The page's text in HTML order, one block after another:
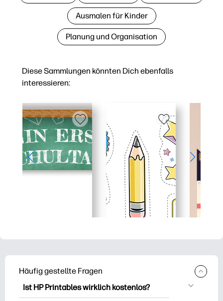
Diese Sammlungen könnten Dich ebenfalls
interessieren:
Ausmalen für Kinder
Planung und Organisation
Häufig gestellte Fragen
Ist HP Printables wirklich kostenlos?